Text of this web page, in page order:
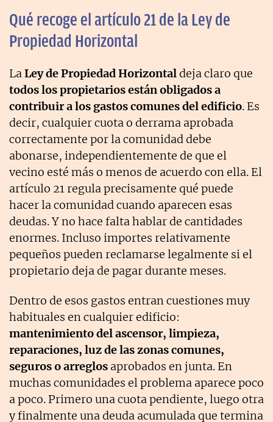
Qué recoge el artículo 21 de la Ley de
Propiedad Horizontal
LaLey de Propiedad Horizontaldeja claro que
todos los propietarios están obligados a
contribuir a los gastos comunes del edificio. Es
decir, cualquier cuota o derrama aprobada
correctamente por la comunidad debe
abonarse, independientemente de que el
vecino esté más o menos de acuerdo con ella. El
artículo 21 regula precisamente qué puede
hacer la comunidad cuando aparecen esas
deudas. Y no hace falta hablar de cantidades
enormes. Incluso importes relativamente
pequeños pueden reclamarse legalmente si el
propietario deja de pagar durante meses.
Dentro de esos gastos entran cuestiones muy
habituales en cualquier edificio:
mantenimiento del ascensor, limpieza,
reparaciones, luz de las zonas comunes,
seguros o arreglos aprobados en junta. En
muchas comunidades el problema aparece poco
a poco. Primero una cuota pendiente, luego otra
y finalmente una deuda acumulada que termina